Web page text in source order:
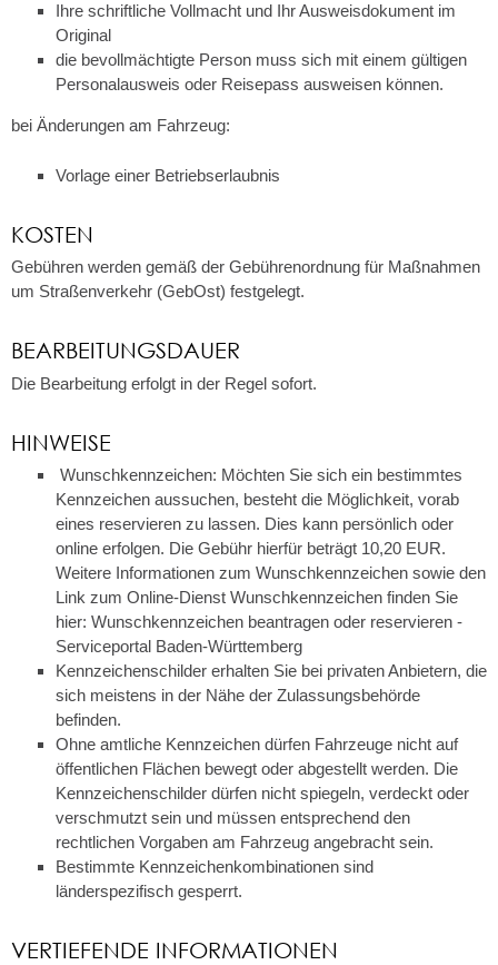
Ihre schriftliche Vollmacht und Ihr Ausweisdokument im
Original
die bevollmächtigte Person muss sich mit einem gültigen
Personalausweis oder Reisepass ausweisen können.
bei Änderungen am Fahrzeug:
Vorlage einer Betriebserlaubnis
KOSTEN
Gebühren werden gemäß der Gebührenordnung für Maßnahmen
um Straßenverkehr (GebOst) festgelegt.
BEARBEITUNGSDAUER
Die Bearbeitung erfolgt in der Regel sofort.
HINWEISE
Wunschkennzeichen: Möchten Sie sich ein bestimmtes
Kennzeichen aussuchen, besteht die Möglichkeit, vorab
eines reservieren zu lassen. Dies kann persönlich oder
online erfolgen. Die Gebühr hierfür beträgt 10,20 EUR.
Weitere Informationen zum Wunschkennzeichen sowie den
Link zum Online-Dienst Wunschkennzeichen finden Sie
hier: Wunschkennzeichen beantragen oder reservieren -
Serviceportal Baden-Württemberg
Kennzeichenschilder erhalten Sie bei privaten Anbietern, die
sich meistens in der Nähe der Zulassungsbehörde
befinden.
Ohne amtliche Kennzeichen dürfen Fahrzeuge nicht auf
öffentlichen Flächen bewegt oder abgestellt werden. Die
Kennzeichenschilder dürfen nicht spiegeln, verdeckt oder
verschmutzt sein und müssen entsprechend den
rechtlichen Vorgaben am Fahrzeug angebracht sein.
Bestimmte Kennzeichenkombinationen sind
länderspezifisch gesperrt.
VERTIEFENDE INFORMATIONEN